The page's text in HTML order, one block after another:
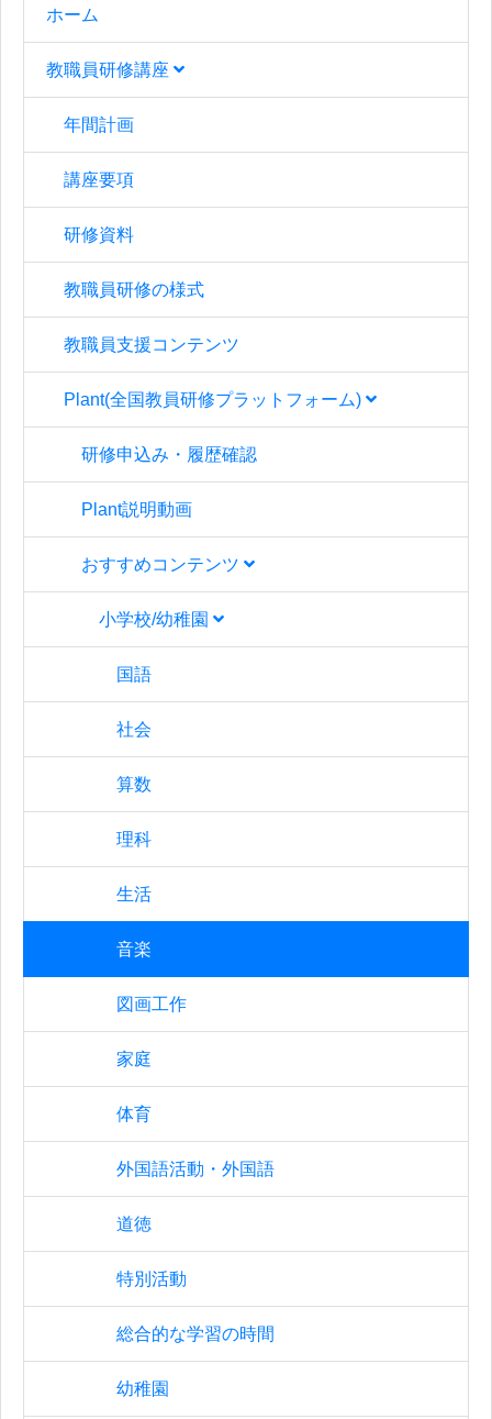
ホーム
教職員研修講座
年間計画
講座要項
研修資料
教職員研修の様式
教職員支援コンテンツ
Plant(全国教員研修プラットフォーム)
研修申込み・履歴確認
Plant説明動画
おすすめコンテンツ
小学校/幼稚園
国語
社会
算数
理科
生活
音楽
図画工作
家庭
体育
外国語活動・外国語
道徳
特別活動
総合的な学習の時間
幼稚園